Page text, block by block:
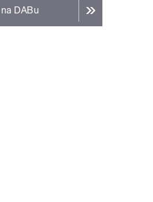
DABu